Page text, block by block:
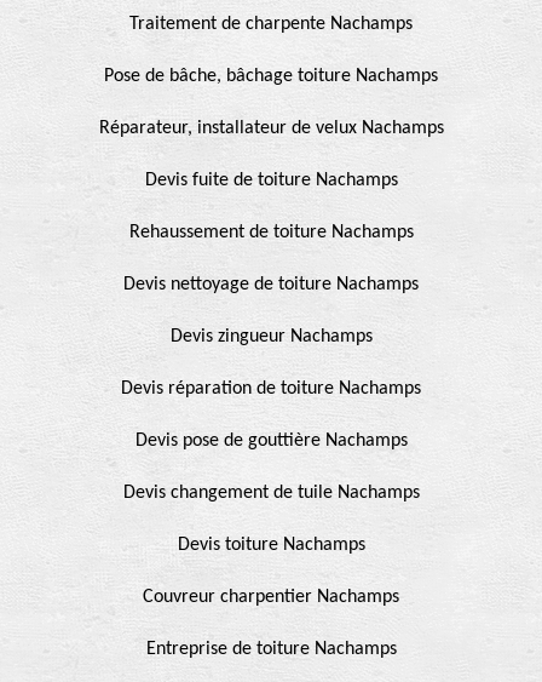
Traitement de charpente Nachamps
Pose de bâche, bâchage toiture Nachamps
Réparateur, installateur de velux Nachamps
Devis fuite de toiture Nachamps
Rehaussement de toiture Nachamps
Devis nettoyage de toiture Nachamps
Devis zingueur Nachamps
Devis réparation de toiture Nachamps
Devis pose de gouttière Nachamps
Devis changement de tuile Nachamps
Devis toiture Nachamps
Couvreur charpentier Nachamps
Entreprise de toiture Nachamps